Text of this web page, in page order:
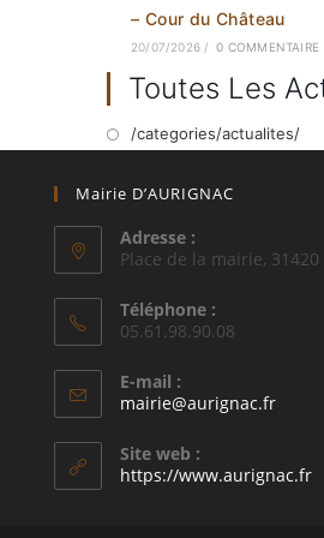
– Cour du Château
20/07/2026 / 0 COMMENTAIRE
Toutes Les
/categories/actualites/
Mairie D’AURIGNAC
Adresse :
Place de la mairie, 31420
Téléphone :
05.61.98.90.08
E-mail :
mairie@aurignac.frS’ouvre
Site web :
https://www.aurignac.fr